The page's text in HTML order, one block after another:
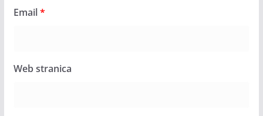
Email*
Web stranica